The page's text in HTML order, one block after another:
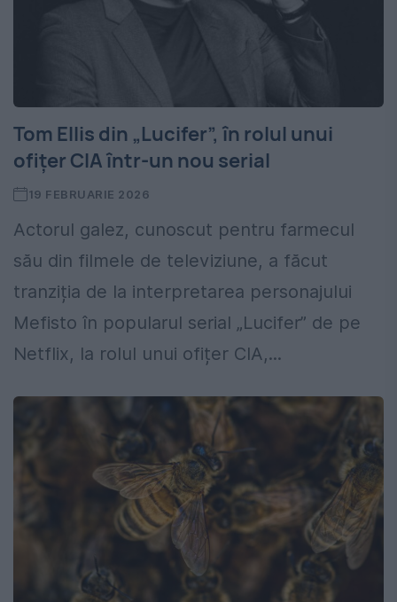
Tom Ellis din „Lucifer”, în rolul unui
ofițer CIA într-un nou serial
19 FEBRUARIE 2026
Actorul galez, cunoscut pentru farmecul
său din filmele de televiziune, a făcut
tranziția de la interpretarea personajului
Mefisto în popularul serial „Lucifer” de pe
Netflix, la rolul unui ofițer CIA,...